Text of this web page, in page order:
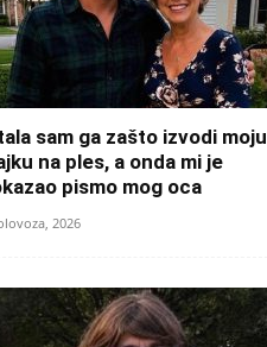
sam ga zašto izvodi moju
na ples, a onda mi je
pismo mog oca
2026